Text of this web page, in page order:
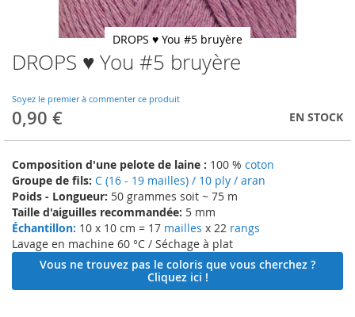
DROPS ♥ You #5 bruyère
Soyez le premier à commenter ce produit
0,90 € EN STOCK
Composition d'une pelote de laine : 100 % coton
Groupe de fils: C (16 - 19 mailles) / 10 ply / aran
Poids - Longueur: 50 grammes soit ~ 75 m
Taille d'aiguilles recommandée: 5 mm
Échantillon: 10 x 10 cm = 17 mailles x 22 rangs
Lavage en machine 60 °C / Séchage à plat
Vous ne trouvez pas le coloris que vous cherchez ?
Cliquez ici !
DROPS ♥ You #5 bruyère
Skip
to
beginning
of
the
gallery